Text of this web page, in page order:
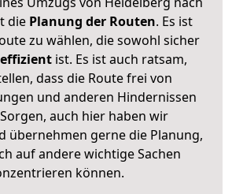
die Planung der Routen. Es ist
zu wählen, die sowohl sicher
ist. Es ist auch ratsam,
dass die Route frei von
und anderen Hindernissen
auch hier haben wir
übernehmen gerne die Planung,
auf andere wichtige Sachen
können.